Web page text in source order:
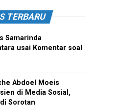
TERBARU
Samarinda
usai Komentar soal
Abdoel Moeis
di Media Sosial,
Sorotan